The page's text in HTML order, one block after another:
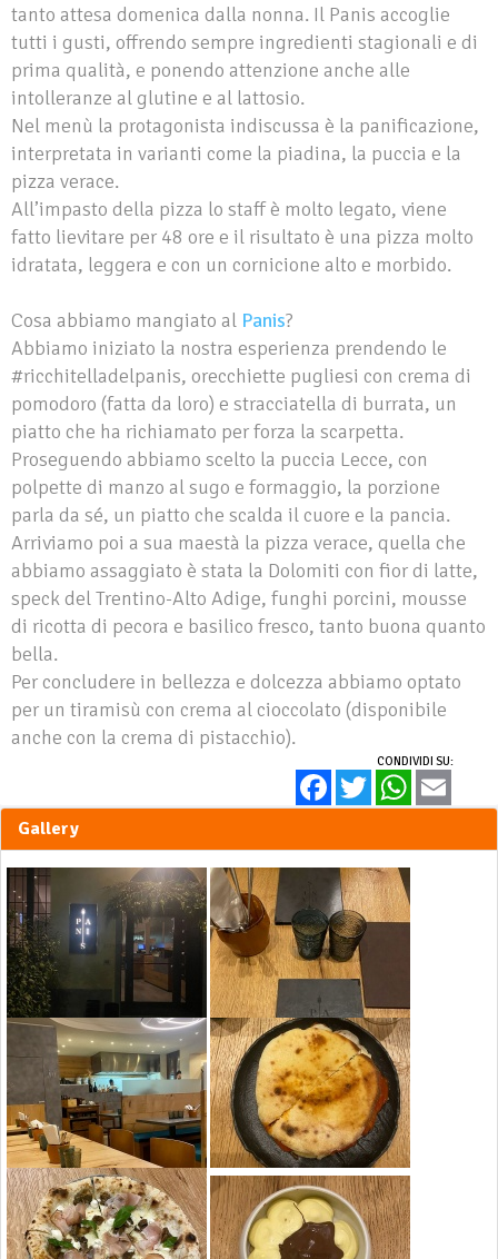
tanto attesa domenica dalla nonna. Il Panis accoglie
tutti i gusti, offrendo sempre ingredienti stagionali e di
prima qualità, e ponendo attenzione anche alle
intolleranze al glutine e al lattosio.
Nel menù la protagonista indiscussa è la panificazione,
interpretata in varianti come la piadina, la puccia e la
pizza verace.
All’impasto della pizza lo staff è molto legato, viene
fatto lievitare per 48 ore e il risultato è una pizza molto
idratata, leggera e con un cornicione alto e morbido.
Cosa abbiamo mangiato al Panis?
Abbiamo iniziato la nostra esperienza prendendo le
#ricchitelladelpanis, orecchiette pugliesi con crema di
pomodoro (fatta da loro) e stracciatella di burrata, un
piatto che ha richiamato per forza la scarpetta.
Proseguendo abbiamo scelto la puccia Lecce, con
polpette di manzo al sugo e formaggio, la porzione
parla da sé, un piatto che scalda il cuore e la pancia.
Arriviamo poi a sua maestà la pizza verace, quella che
abbiamo assaggiato è stata la Dolomiti con fior di latte,
speck del Trentino-Alto Adige, funghi porcini, mousse
di ricotta di pecora e basilico fresco, tanto buona quanto
bella.
Per concludere in bellezza e dolcezza abbiamo optato
per un tiramisù con crema al cioccolato (disponibile
anche con la crema di pistacchio).
CONDIVIDI SU:
FacebookTwitter WhatsApp
Gallery